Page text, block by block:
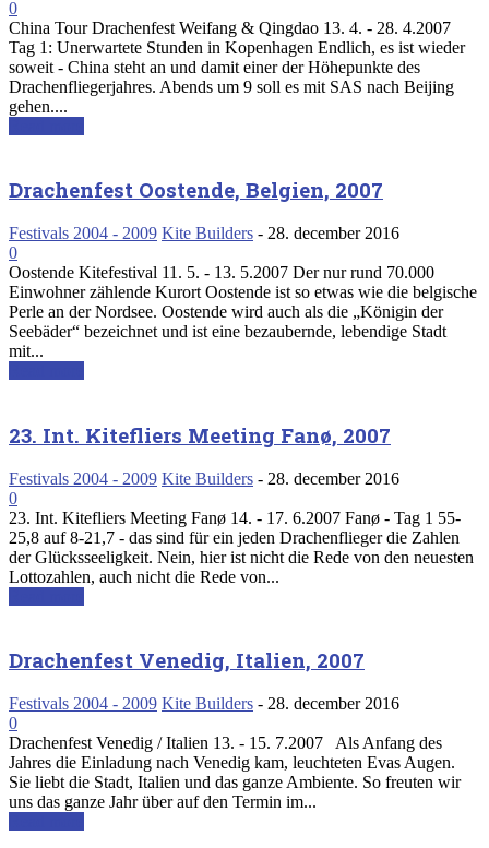
0
China Tour Drachenfest Weifang & Qingdao 13. 4. - 28. 4.2007
Tag 1: Unerwartete Stunden in Kopenhagen Endlich, es ist wieder
soweit - China steht an und damit einer der Höhepunkte des
Drachenfliegerjahres. Abends um 9 soll es mit SAS nach Beijing
gehen....
Drachenfest Oostende, Belgien, 2007
Festivals 2004 - 2009 Kite Builders - 28. december 2016
0
Oostende Kitefestival 11. 5. - 13. 5.2007 Der nur rund 70.000
Einwohner zählende Kurort Oostende ist so etwas wie die belgische
Perle an der Nordsee. Oostende wird auch als die „Königin der
Seebäder“ bezeichnet und ist eine bezaubernde, lebendige Stadt
mit...
23. Int. Kitefliers Meeting Fanø, 2007
Festivals 2004 - 2009 Kite Builders - 28. december 2016
0
23. Int. Kitefliers Meeting Fanø 14. - 17. 6.2007 Fanø - Tag 1 55-
25,8 auf 8-21,7 - das sind für ein jeden Drachenflieger die Zahlen
der Glücksseeligkeit. Nein, hier ist nicht die Rede von den neuesten
Lottozahlen, auch nicht die Rede von...
Drachenfest Venedig, Italien, 2007
Festivals 2004 - 2009 Kite Builders - 28. december 2016
0
Drachenfest Venedig / Italien 13. - 15. 7.2007 Als Anfang des
Jahres die Einladung nach Venedig kam, leuchteten Evas Augen.
Sie liebt die Stadt, Italien und das ganze Ambiente. So freuten wir
uns das ganze Jahr über auf den Termin im...